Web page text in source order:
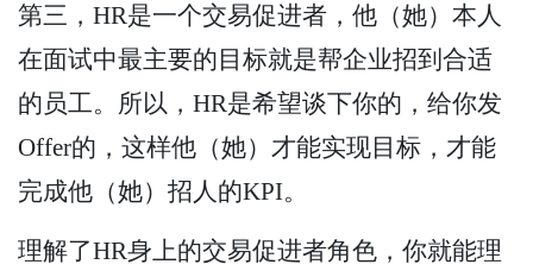
第三，HR是一个交易促进者，他（她）本人
在面试中最主要的目标就是帮企业招到合适
的员工。所以，HR是希望谈下你的，给你发
Offer的，这样他（她）才能实现目标，才能
完成他（她）招人的KPI。
理解了HR身上的交易促进者角色，你就能理